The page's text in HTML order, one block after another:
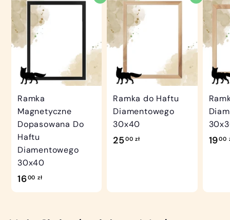
Ramka
Magnetyczne
Dopasowana Do
Haftu
Diamentowego
30x40
1600 zł1
6
Ramka do Haftu
Diamentowego
30x40
2500 zł2
1900